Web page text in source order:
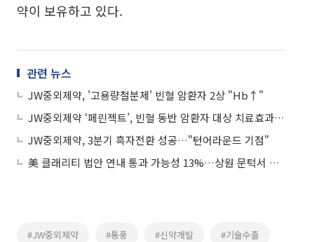
약이 보유하고 있다.
관련 뉴스
JW중외제약, '고용량철분제' 빈혈 암환자 2상 "Hb↑"
JW중외제약 ‘페린젝트’, 빈혈 동반 암환자 대상 치료효과 확인
JW중외제약, 3분기 흑자전환 성공…"턴어라운드 기점"
美 클래리티 법안 연내 통과 가능성 13%…상원 문턱서 제동
#JW중외제약 #통풍 #신약개발 #기술수출